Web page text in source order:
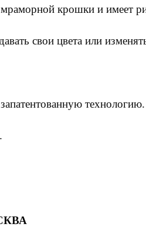
крошки и имеет
свои цвета или
технологию.